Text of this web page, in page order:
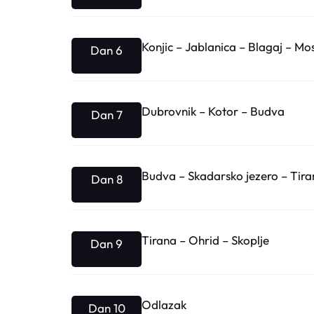
Dan 6 Konjic – Jablanica – Blagaj –
Dan 7 Dubrovnik – Kotor – Budva
Dan 8 Budva – Skadarsko jezero –
Dan 9 Tirana – Ohrid – Skoplje
Dan 10 Odlazak